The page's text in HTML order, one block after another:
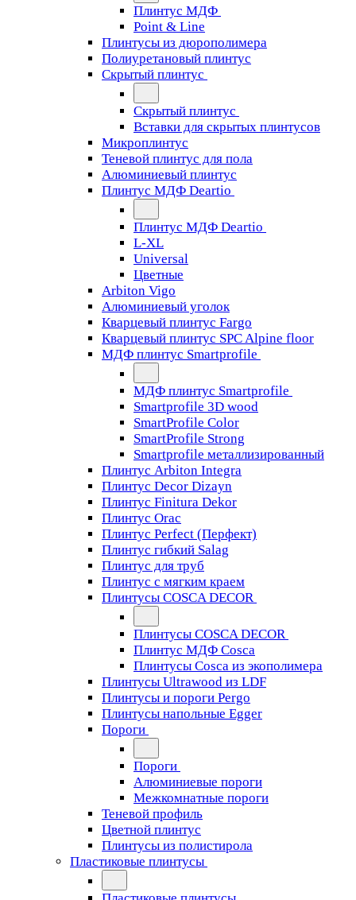
Плинтус МДФ
Point & Line
Плинтусы из дюрополимера
Полиуретановый плинтус
Скрытый плинтус
Скрытый плинтус
Вставки для скрытых плинтусов
Микроплинтус
Теневой плинтус для пола
Алюминиевый плинтус
Плинтус МДФ Deartio
Плинтус МДФ Deartio
L-XL
Universal
Цветные
Arbiton Vigo
Алюминиевый уголок
Кварцевый плинтус Fargo
Кварцевый плинтус SPC Alpine floor
МДФ плинтус Smartprofile
МДФ плинтус Smartprofile
Smartprofile 3D wood
SmartProfile Color
SmartProfile Strong
Smartprofile металлизированный
Плинтус Arbiton Integra
Плинтус Decor Dizayn
Плинтус Finitura Dekor
Плинтус Orac
Плинтус Perfect (Перфект)
Плинтус гибкий Salag
Плинтус для труб
Плинтус с мягким краем
Плинтусы COSCA DECOR
Плинтусы COSCA DECOR
Плинтус МДФ Cosca
Плинтусы Cosca из экополимера
Плинтусы Ultrawood из LDF
Плинтусы и пороги Pergo
Плинтусы напольные Egger
Пороги
Пороги
Алюминиевые пороги
Межкомнатные пороги
Теневой профиль
Цветной плинтус
Плинтусы из полистирола
Пластиковые плинтусы